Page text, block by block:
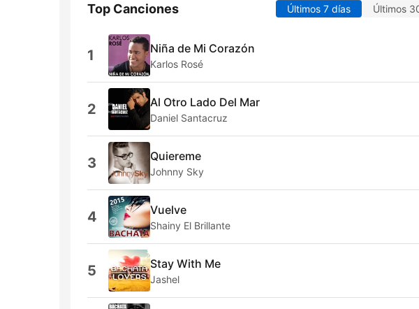
Top Canciones Últimos 7 días Últimos
1 Niña de Mi Corazón
Karlos Rosé
2 Al Otro Lado Del Mar
Daniel Santacruz
3 Quiereme
Johnny Sky
4 Vuelve
Shainy El Brillante
5 Stay With Me
Jashel